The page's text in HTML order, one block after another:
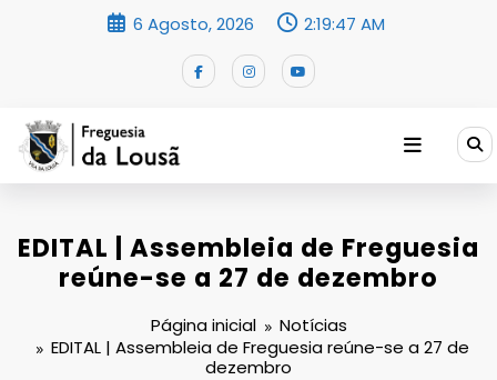
6 Agosto, 2026 2:19:47 AM
EDITAL | Assembleia de Freguesia
reúne-se a 27 de dezembro
Página inicial
Notícias
EDITAL | Assembleia de Freguesia reúne-se a 27 de
dezembro